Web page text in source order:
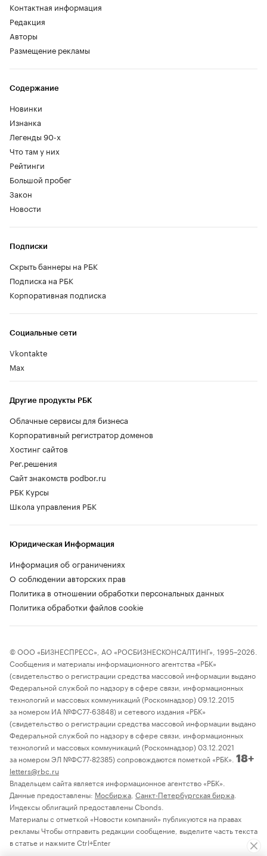
Контактная информация
Редакция
Авторы
Размещение рекламы
Содержание
Новинки
Изнанка
Легенды 90-х
Что там у них
Рейтинги
Большой пробег
Закон
Новости
Социальные сети
Vkontakte
Max
Другие продукты РБК
Облачные сервисы для бизнеса
Корпоративный регистратор доменов
Хостинг сайтов
Рег.решения
Сайт знакомств podbor.ru
РБК Курсы
Школа управления РБК
Подписки
Скрыть баннеры на РБК
Подписка на РБК
Корпоративная подписка
Юридическая Информация
Информация об ограничениях
О соблюдении авторских прав
Политика в отношении обработки персональных данных
Политика обработки файлов cookie
© ООО «БИЗНЕСПРЕСС», АО «РОСБИЗНЕСКОНСАЛТИНГ», 1995–2026.
Сообщения и материалы информационного агентства «РБК»
(свидетельство о регистрации средства массовой информации выдано
Федеральной службой по надзору в сфере связи, информационных
технологий и массовых коммуникаций (Роскомнадзор) 09.12.2015
за номером ИА №ФС77-63848) и сетевого издания «РБК»
(свидетельство о регистрации средства массовой информации выдано
Федеральной службой по надзору в сфере связи, информационных
технологий и массовых коммуникаций (Роскомнадзор) 03.12.2021
за номером ЭЛ №ФС77-82385) сопровождаются пометкой «РБК». 18+
letters@rbc.ru
Владельцем сайта является информационное агентство «РБК».
Данные предоставлены: Мосбиржа Санкт-Петербургская биржа
Индексы облигаций предоставлены Cbonds.
Материалы с отметкой «Новости компаний» публикуются на правах
рекламы Чтобы отправить редакции сообщение, выделите часть текста
в статье и нажмите Ctrl+Enter